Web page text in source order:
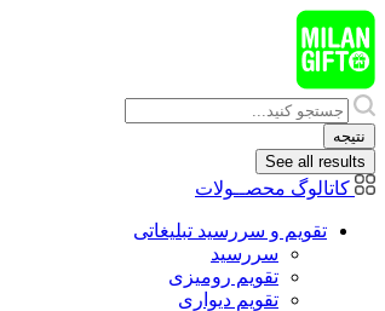
پرش
به
محتوا
Search
...
نتیجه
See all results
کاتالوگ محصــولات
تقویم و سررسید تبلیغاتی
سررسید
تقویم رومیزی
تقویم دیواری